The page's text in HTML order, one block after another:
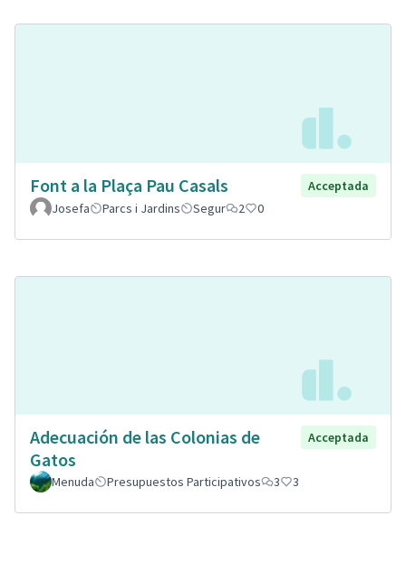
Font a la Plaça Pau Casals
Acceptada
Josefa
Parcs i Jardins Segur 2 0
Adecuación de las Colonias de
Gatos
Acceptada
Menuda Presupuestos Participativos 3 3